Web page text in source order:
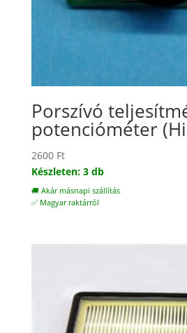
Porszívó
potencióméter
2600 Ft
Készleten: 3 db
🚚 Akár másnapi szállítás
✅ Magyar raktárról